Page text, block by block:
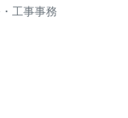
工事事務